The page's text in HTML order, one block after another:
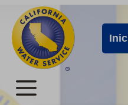
directamente
contenido
principal
Alertas
de
Cal
Water
Menú